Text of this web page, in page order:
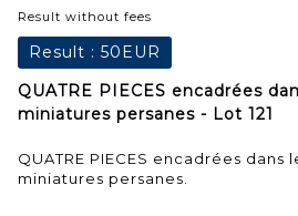
Result without fees
Result : 50EUR
QUATRE PIECES encadrées
miniatures persanes - Lot 121
QUATRE PIECES encadrées dans
miniatures persanes.